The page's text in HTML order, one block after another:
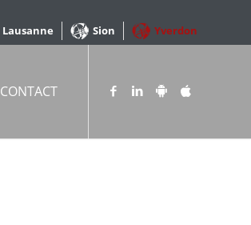
Lausanne Sion Yverdon
CONTACT